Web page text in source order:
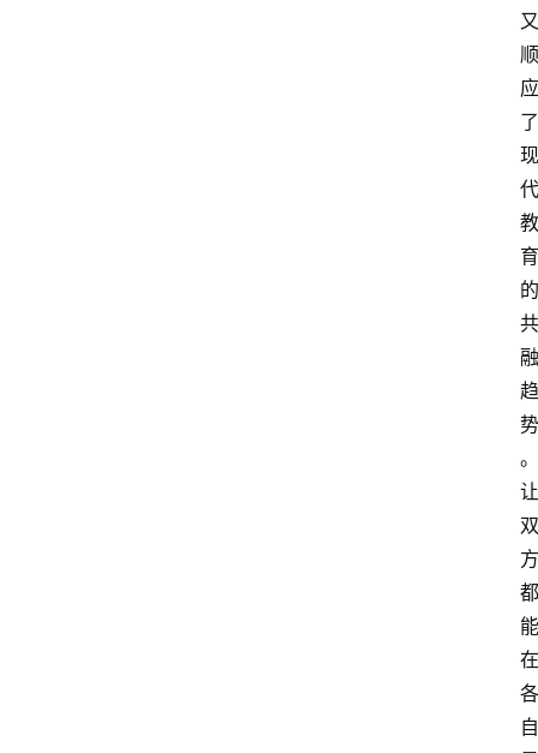
又
顺
应
了
现
代
教
育
的
共
融
趋
势
。
让
双
方
都
能
在
各
自